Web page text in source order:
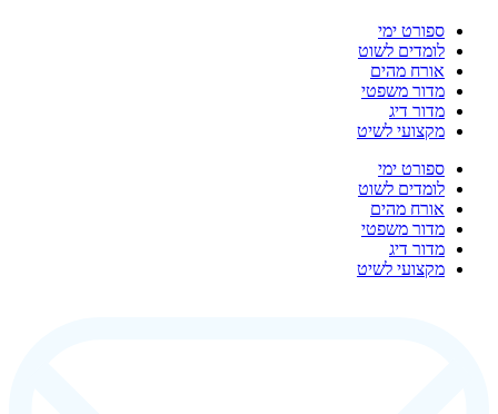
ספורט ימי
לומדים לשוט
אורח מהים
מדור משפטי
מדור דיג
מקצועי לשיט
ספורט ימי
לומדים לשוט
אורח מהים
מדור משפטי
מדור דיג
מקצועי לשיט